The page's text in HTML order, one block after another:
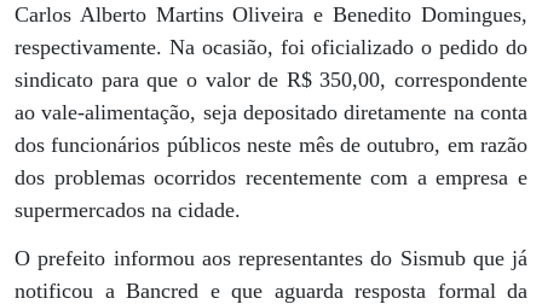
Carlos Alberto Martins Oliveira e Benedito Domingues,
respectivamente. Na ocasião, foi oficializado o pedido do
sindicato para que o valor de R$ 350,00, correspondente
ao vale-alimentação, seja depositado diretamente na conta
dos funcionários públicos neste mês de outubro, em razão
dos problemas ocorridos recentemente com a empresa e
supermercados na cidade.
O prefeito informou aos representantes do Sismub que já
notificou a Bancred e que aguarda resposta formal da